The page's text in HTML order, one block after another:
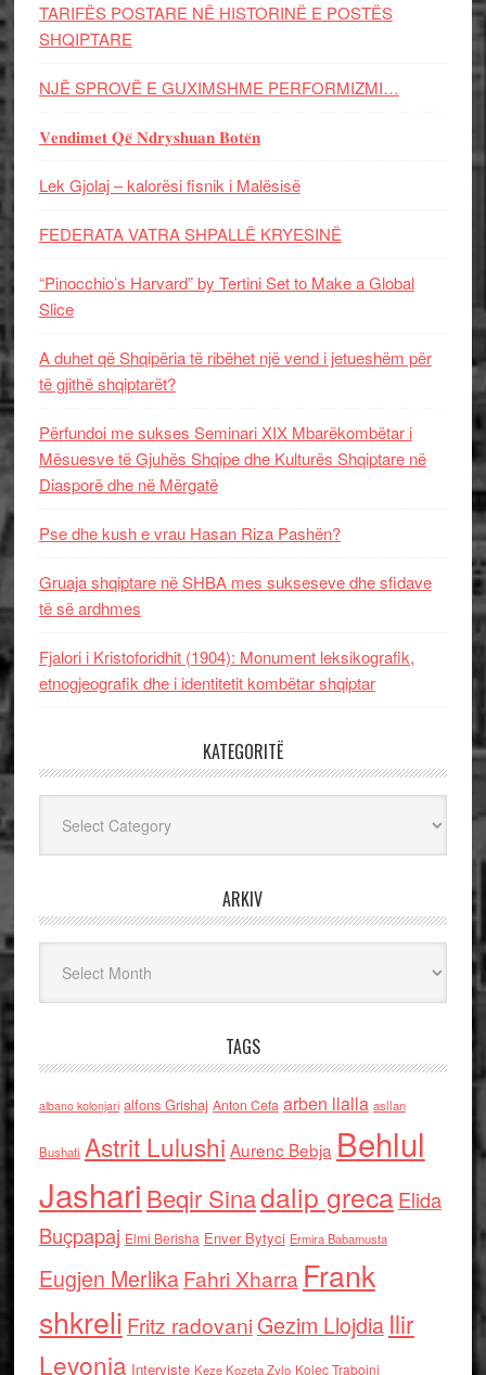
TARIFËS POSTARE NË HISTORINË E POSTËS
SHQIPTARE
NJË SPROVË E GUXIMSHME PERFORMIZMI…
𝐕𝐞𝐧𝐝𝐢𝐦𝐞𝐭 𝐐𝐞̈ 𝐍𝐝𝐫𝐲𝐬𝐡𝐮𝐚𝐧 𝐁𝐨𝐭𝐞̈𝐧
Lek Gjolaj – kalorësi fisnik i Malësisë
FEDERATA VATRA SHPALLË KRYESINË
“Pinocchio’s Harvard” by Tertini Set to Make a Global
Slice
A duhet që Shqipëria të ribëhet një vend i jetueshëm për
të gjithë shqiptarët?
Përfundoi me sukses Seminari XIX Mbarëkombëtar i
Mësuesve të Gjuhës Shqipe dhe Kulturës Shqiptare në
Diasporë dhe në Mërgatë
Pse dhe kush e vrau Hasan Riza Pashën?
Gruaja shqiptare në SHBA mes sukseseve dhe sfidave
të së ardhmes
Fjalori i Kristoforidhit (1904): Monument leksikografik,
etnogjeografik dhe i identitetit kombëtar shqiptar
KATEGORITË
ARKIV
TAGS
albano kolonjari alfons Grishaj Anton Cefa arben llalla asllan
Bushati Astrit Lulushi Aurenc Bebja Behlul
Jashari Beqir Sinadalip grecaElida
Buçpapaj Elmi Berisha Enver Bytyci Ermira Babamusta
Eugjen MerlikaFahri Xharra Frank
shkreli Fritz radovaniGezim Llojdia Ilir
Levonja Interviste Keze Kozeta Zylo Kolec Traboini